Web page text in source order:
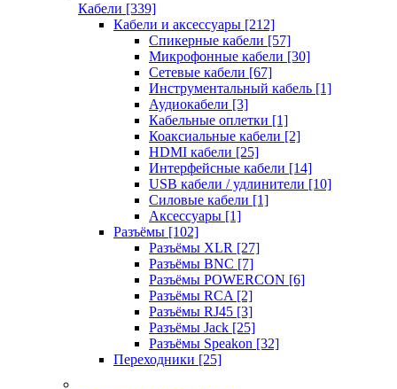
Кабели [339]
Кабели и аксессуары [212]
Спикерные кабели [57]
Микрофонные кабели [30]
Сетевые кабели [67]
Инструментальный кабель [1]
Аудиокабели [3]
Кабельные оплетки [1]
Коаксиальные кабели [2]
HDMI кабели [25]
Интерфейсные кабели [14]
USB кабели / удлинители [10]
Силовые кабели [1]
Аксессуары [1]
Разъёмы [102]
Разъёмы XLR [27]
Разъёмы BNC [7]
Разъёмы POWERCON [6]
Разъёмы RCA [2]
Разъёмы RJ45 [3]
Разъёмы Jack [25]
Разъёмы Speakon [32]
Переходники [25]